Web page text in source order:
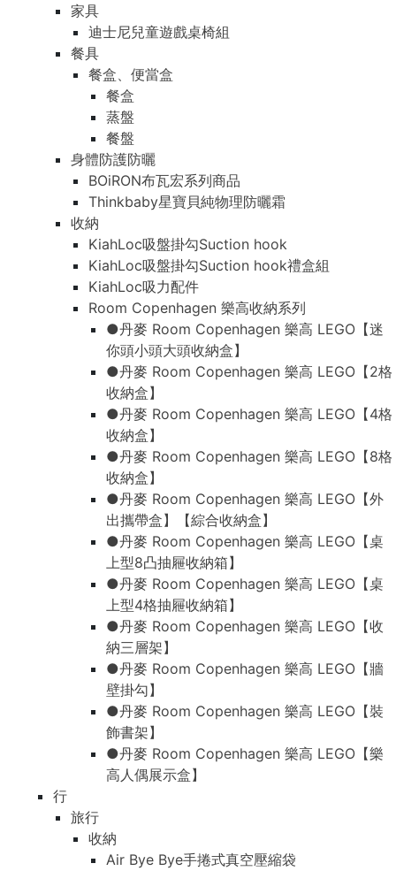
家具
迪士尼兒童遊戲桌椅組
餐具
餐盒、便當盒
餐盒
蒸盤
餐盤
身體防護防曬
BOiRON布瓦宏系列商品
Thinkbaby星寶貝純物理防曬霜
收納
KiahLoc吸盤掛勾Suction hook
KiahLoc吸盤掛勾Suction hook禮盒組
KiahLoc吸力配件
Room Copenhagen 樂高收納系列
●丹麥 Room Copenhagen 樂高 LEGO【迷
你頭小頭大頭收納盒】
●丹麥 Room Copenhagen 樂高 LEGO【2格
收納盒】
●丹麥 Room Copenhagen 樂高 LEGO【4格
收納盒】
●丹麥 Room Copenhagen 樂高 LEGO【8格
收納盒】
●丹麥 Room Copenhagen 樂高 LEGO【外
出攜帶盒】【綜合收納盒】
●丹麥 Room Copenhagen 樂高 LEGO【桌
上型8凸抽屜收納箱】
●丹麥 Room Copenhagen 樂高 LEGO【桌
上型4格抽屜收納箱】
●丹麥 Room Copenhagen 樂高 LEGO【收
納三層架】
●丹麥 Room Copenhagen 樂高 LEGO【牆
壁掛勾】
●丹麥 Room Copenhagen 樂高 LEGO【裝
飾書架】
●丹麥 Room Copenhagen 樂高 LEGO【樂
高人偶展示盒】
行
旅行
收納
Air Bye Bye手捲式真空壓縮袋